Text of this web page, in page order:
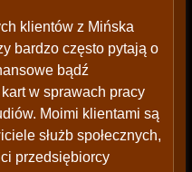
klientów z Mińska
bardzo często pytają o
bądź
w sprawach pracy
Moimi klientami są
służb społecznych,
przedsiębiorcy